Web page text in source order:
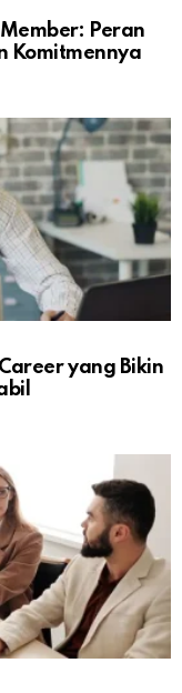
Peran
Komitmennya
yang Bikin